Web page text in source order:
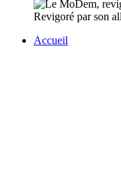
Revigoré par son
Accueil